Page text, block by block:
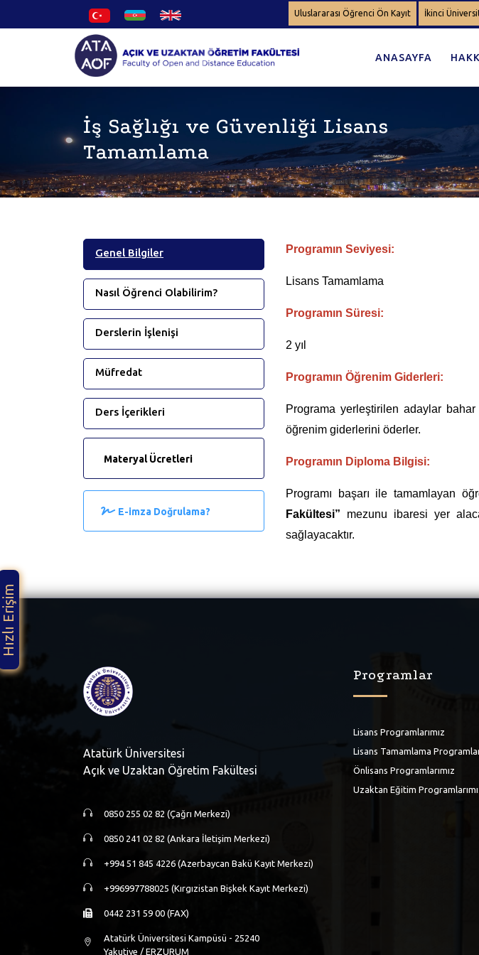
Uluslararası Öğrenci Ön Kayıt İkinci
ANASAYFA
İş Sağlığı ve Güvenliği Lisans
Tamamlama
Genel Bilgiler
Nasıl Öğrenci Olabilirim?
Derslerin İşlenişi
Müfredat
Ders İçerikleri
Materyal Ücretleri
E-imza Doğrulama?
Programın Seviyesi:
Lisans Tamamlama
Programın Süresi:
2 yıl
Programın Öğrenim Giderleri:
Programa yerleştirilen adaylar bahar
öğrenim giderlerini öderler.
Programın Diploma Bilgisi:
Programı başarı ile tamamlayan
Fakültesi” mezunu ibaresi yer
sağlayacaktır.
Atatürk Üniversitesi
Açık ve Uzaktan Öğretim Fakültesi
0850 255 02 82 (Çağrı Merkezi)
0850 241 02 82 (Ankara İletişim Merkezi)
+994 51 845 4226 (Azerbaycan Bakü Kayıt Merkezi)
+996997788025 (Kırgızistan Bişkek Kayıt Merkezi)
0442 231 59 00 (FAX)
Atatürk Üniversitesi Kampüsü - 25240
Yakutiye / ERZURUM
Programlar
Lisans Programlarımız
Lisans Tamamlama
Önlisans Programlarımız
Uzaktan Eğitim
Hızlı Erişim